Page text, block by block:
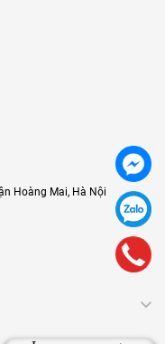
Hoàng Mai, Hà Nội